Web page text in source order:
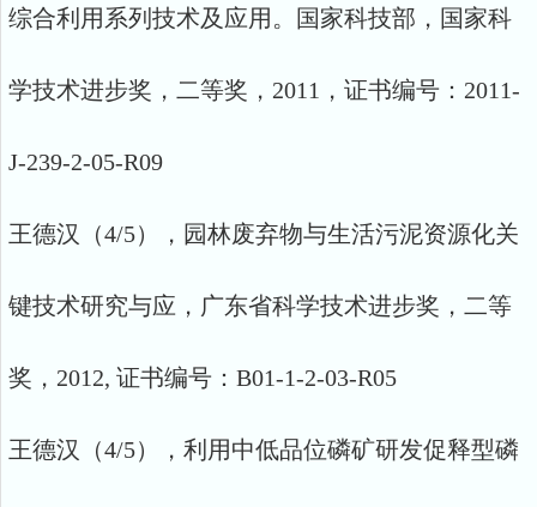
综合利用系列技术及应用。国家科技部，国家科
学技术进步奖，二等奖，2011，证书编号：2011-
J-239-2-05-R09
王德汉（4/5），园林废弃物与生活污泥资源化关
键技术研究与应，广东省科学技术进步奖，二等
奖，2012, 证书编号：B01-1-2-03-R05
王德汉（4/5），利用中低品位磷矿研发促释型磷